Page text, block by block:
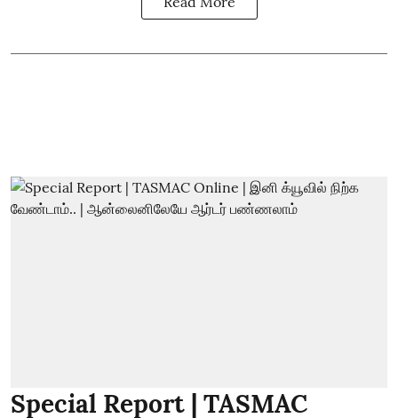
Special Report | TASMAC